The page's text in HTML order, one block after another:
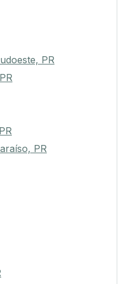
PR
PR